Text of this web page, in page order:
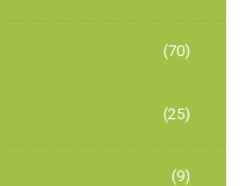
(70)
(25)
(9)